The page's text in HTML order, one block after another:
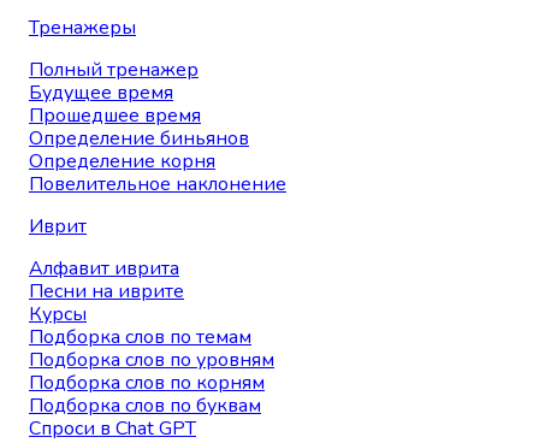
Тренажеры
Полный тренажер
Будущее время
Прошедшее время
Определение биньянов
Определение корня
Повелительное наклонение
Иврит
Алфавит иврита
Песни на иврите
Курсы
Подборка слов по темам
Подборка слов по уровням
Подборка слов по корням
Подборка слов по буквам
Спроси в Chat GPT